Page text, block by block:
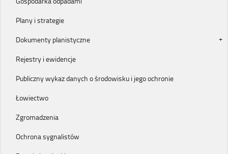
Plany i strategie
Dokumenty planistyczne
Rejestry i ewidencje
Publiczny wykaz danych o środowisku i jego ochronie
Łowiectwo
Zgromadzenia
Ochrona sygnalistów